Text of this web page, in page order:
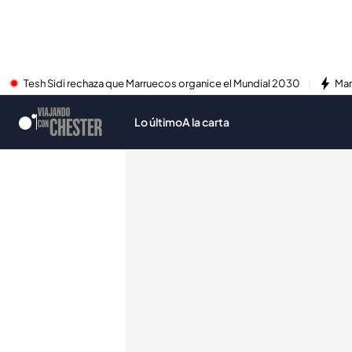
Tesh Sidi rechaza que Marruecos organice el Mundial 2030
Lo últimoA la carta